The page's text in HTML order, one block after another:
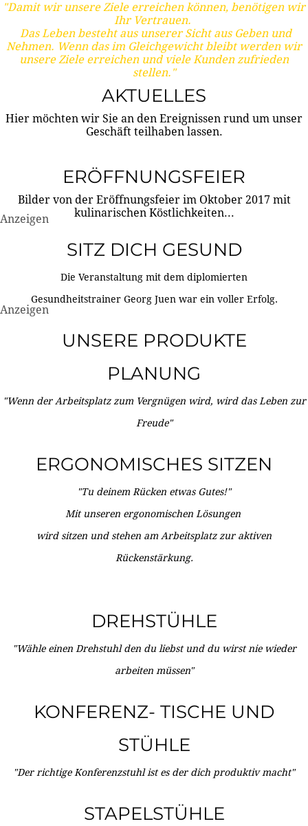
"Damit wir unsere Ziele erreichen können, benötigen wir
Ihr Vertrauen.
Das Leben besteht aus unserer Sicht aus Geben und
Nehmen. Wenn das im Gleichgewicht bleibt werden wir
unsere Ziele erreichen und viele Kunden zufrieden
stellen."
AKTUELLES
Hier möchten wir Sie an den Ereignissen rund um unser
Geschäft teilhaben lassen.
ERÖFFNUNGSFEIER
Bilder von der Eröffnungsfeier im Oktober 2017 mit
kulinarischen Köstlichkeiten...
Anzeigen
SITZ DICH GESUND
Die Veranstaltung mit dem diplomierten
Gesundheitstrainer Georg Juen war ein voller Erfolg.
Anzeigen
UNSERE PRODUKTE
PLANUNG
"Wenn der Arbeitsplatz zum Vergnügen wird, wird das Leben zur
Freude"
ERGONOMISCHES SITZEN
"Tu deinem Rücken etwas Gutes!"
Mit unseren ergonomischen Lösungen
wird sitzen und stehen am Arbeitsplatz zur aktiven
Rückenstärkung.
DREHSTÜHLE
"Wähle einen Drehstuhl den du liebst und du wirst nie wieder
arbeiten müssen"
KONFERENZ- TISCHE UND
STÜHLE
"Der richtige Konferenzstuhl ist es der dich produktiv macht"
STAPELSTÜHLE